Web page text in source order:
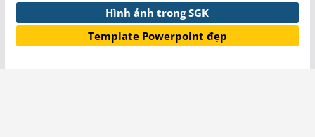
Hình ảnh trong SGK
Template Powerpoint đẹp